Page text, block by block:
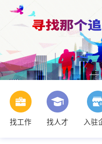
找工作 找人才 入驻
董先生 发布